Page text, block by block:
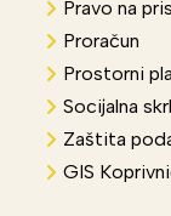
Pravo na
Proračun
Prostorni
Socijalna
Zaštita
GIS